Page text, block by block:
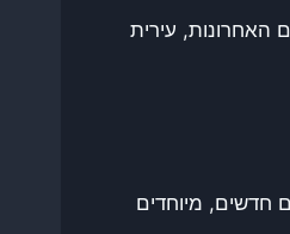
המערכה מול איראן, התקיימה מסיבת פרישה לשחקנית, הבמאית ומנכ״לית תיאטרון הסמטה ב-28 השנים האחרונות, עירית
חדשים, מיוחדים